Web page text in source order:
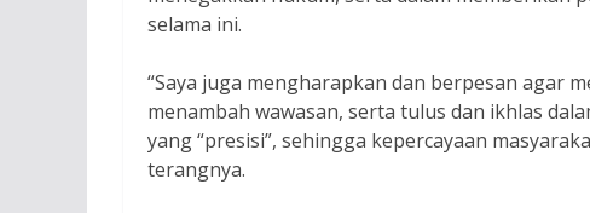
selama ini.
“Saya juga mengharapkan dan berpesan agar
menambah wawasan, serta tulus dan ikhlas
yang “presisi”, sehingga kepercayaan
terangnya.